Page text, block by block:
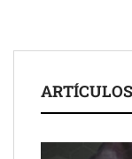
La luz roja, el
Eulalia Roig lanza